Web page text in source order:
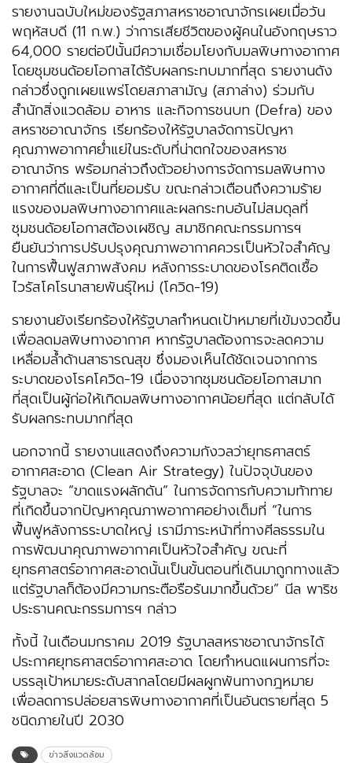
รายงานฉบับใหม่ของรัฐสภาสหราชอาณาจักรเผยเมื่อวัน
พฤหัสบดี (11 ก.พ.) ว่าการเสียชีวิตของผู้คนในอังกฤษราว
64,000 รายต่อปีนั้นมีความเชื่อมโยงกับมลพิษทางอากาศ
โดยชุมชนด้อยโอกาสได้รับผลกระทบมากที่สุด รายงานดัง
กล่าวซึ่งถูกเผยแพร่โดยสภาสามัญ (สภาล่าง) ร่วมกับ
สำนักสิ่งแวดล้อม อาหาร และกิจการชนบท (Defra) ของ
สหราชอาณาจักร เรียกร้องให้รัฐบาลจัดการปัญหา
คุณภาพอากาศย่ำแย่ในระดับที่น่าตกใจของสหราช
อาณาจักร พร้อมกล่าวถึงตัวอย่างการจัดการมลพิษทาง
อากาศที่ดีและเป็นที่ยอมรับ ขณะกล่าวเตือนถึงความร้าย
แรงของมลพิษทางอากาศและผลกระทบอันไม่สมดุลที่
ชุมชนด้อยโอกาสต้องเผชิญ สมาชิกคณะกรรมการฯ
ยืนยันว่าการปรับปรุงคุณภาพอากาศควรเป็นหัวใจสำคัญ
ในการฟื้นฟูสภาพสังคม หลังการระบาดของโรคติดเชื้อ
ไวรัสโคโรนาสายพันธุ์ใหม่ (โควิด-19)
รายงานยังเรียกร้องให้รัฐบาลกำหนดเป้าหมายที่เข้มงวดขึ้น
เพื่อลดมลพิษทางอากาศ หากรัฐบาลต้องการจะลดความ
เหลื่อมล้ำด้านสาธารณสุข ซึ่งมองเห็นได้ชัดเจนจากการ
ระบาดของโรคโควิด-19 เนื่องจากชุมชนด้อยโอกาสมาก
ที่สุดเป็นผู้ก่อให้เกิดมลพิษทางอากาศน้อยที่สุด แต่กลับได้
รับผลกระทบมากที่สุด
นอกจากนี้ รายงานแสดงถึงความกังวลว่ายุทธศาสตร์
อากาศสะอาด (Clean Air Strategy) ในปัจจุบันของ
รัฐบาลจะ “ขาดแรงผลักดัน” ในการจัดการกับความท้าทาย
ที่เกิดขึ้นจากปัญหาคุณภาพอากาศอย่างเต็มที่ “ในการ
ฟื้นฟูหลังการระบาดใหญ่ เรามีภาระหน้าที่ทางศีลธรรมใน
การพัฒนาคุณภาพอากาศเป็นหัวใจสำคัญ ขณะที่
ยุทธศาสตร์อากาศสะอาดนั้นเป็นขั้นตอนที่เดินมาถูกทางแล้ว
แต่รัฐบาลก็ต้องมีความกระตือรือร้นมากขึ้นด้วย” นีล พาริช
ประธานคณะกรรมการฯ กล่าว
ทั้งนี้ ในเดือนมกราคม 2019 รัฐบาลสหราชอาณาจักรได้
ประกาศยุทธศาสตร์อากาศสะอาด โดยกำหนดแผนการที่จะ
บรรลุเป้าหมายระดับสากลโดยมีผลผูกพันทางกฎหมาย
เพื่อลดการปล่อยสารพิษทางอากาศที่เป็นอันตรายที่สุด 5
ชนิดภายในปี 2030
ข่าวสิ่งแวดล้อม